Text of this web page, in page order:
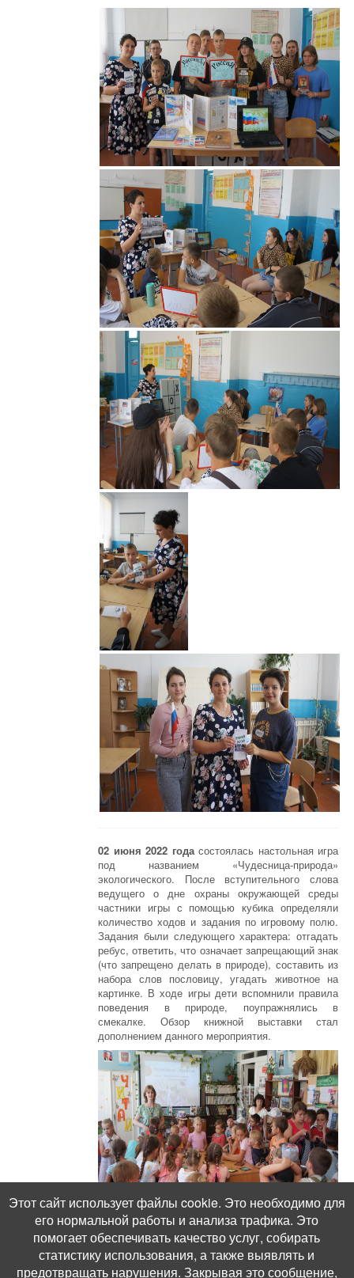
02 июня 2022 годасостоялась настольная игра
под названием «Чудесница-природа»
экологического. После вступительного слова
ведущего о дне охраны окружающей среды
частники игры с помощью кубика определяли
количество ходов и задания по игровому полю.
Задания были следующего характера: отгадать
ребус, ответить, что означает запрещающий знак
(что запрещено делать в природе), составить из
набора слов пословицу, угадать животное на
картинке. В ходе игры дети вспомнили правила
поведения в природе, поупражнялись в
смекалке. Обзор книжной выставки стал
дополнением данного мероприятия.
Этот сайт использует файлы cookie. Это необходимо для
его нормальной работы и анализа трафика. Это
помогает обеспечивать качество услуг, собирать
статистику использования, а также выявлять и
предотвращать нарушения. Закрывая это сообщение,